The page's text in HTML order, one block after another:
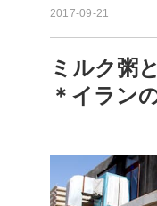
2017-09-21
ミルク粥
＊イラン